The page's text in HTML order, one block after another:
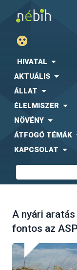
HIVATAL
AKTUÁLIS
ÁLLAT
ÉLELMISZER
NÖVÉNY
ÁTFOGÓ TÉMÁK
KAPCSOLAT
A nyári
fontos az